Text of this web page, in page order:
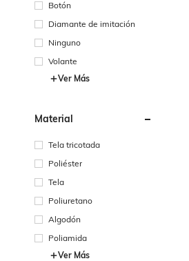
Botón
Diamante de imitación
Ninguno
Volante
Ver Más
Material
Tela tricotada
Poliéster
Tela
Poliuretano
Algodón
Poliamida
Ver Más